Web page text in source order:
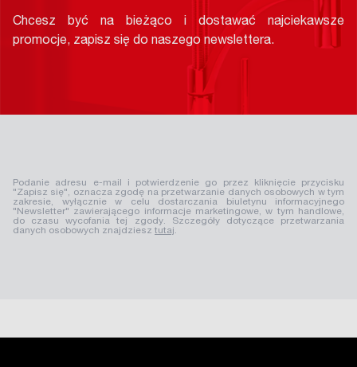
Chcesz być na bieżąco i dostawać najciekawsze
promocje, zapisz się do naszego newslettera.
Podanie adresu e-mail i potwierdzenie go przez kliknięcie przycisku
"Zapisz się", oznacza zgodę na przetwarzanie danych osobowych w tym
zakresie, wyłącznie w celu dostarczania biuletynu informacyjnego
"Newsletter" zawierającego informacje marketingowe, w tym handlowe,
do czasu wycofania tej zgody. Szczegóły dotyczące przetwarzania
danych osobowych znajdziesz tutaj.